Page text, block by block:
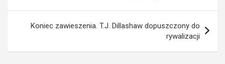
Koniec zawieszenia. T.J. Dillashaw dopuszczony do
rywalizacji